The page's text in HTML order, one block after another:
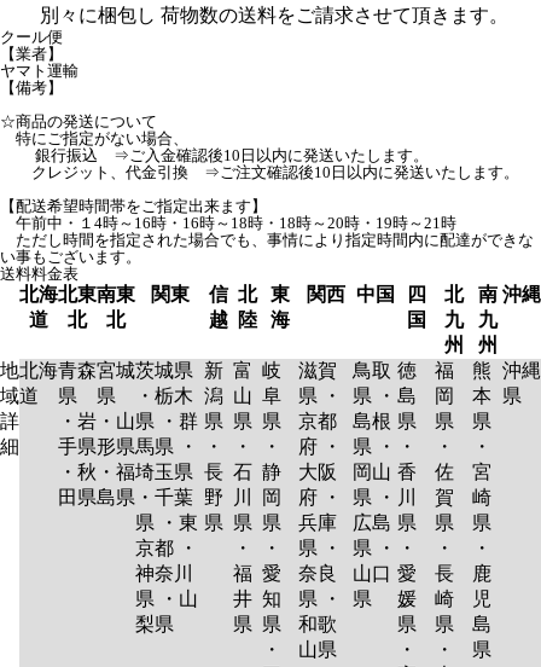
別々に梱包し 荷物数の送料をご請求させて頂きます。
クール便
【業者】
ヤマト運輸
【備考】
☆商品の発送について
特にご指定がない場合、
銀行振込 ⇒ご入金確認後10日以内に発送いたします。
クレジット、代金引換 ⇒ご注文確認後10日以内に発送いたします。
【配送希望時間帯をご指定出来ます】
午前中・１4時～16時・16時～18時・18時～20時・19時～21時
ただし時間を指定された場合でも、事情により指定時間内に配達ができな
い事もございます。
送料料金表
北海
道
北東
北
南東
北
関東
信
越
北
陸
東
海
関西 中国
四
国
北
九
州
南
九
州
沖縄
地
域
詳
細
北海
道
青森
県
・岩
手県
・秋
田県
宮城
県
・山
形県
・福
島県
茨城県
・栃木
県 ・群
馬県 ・
埼玉県
・千葉
県 ・東
京都 ・
神奈川
県 ・山
梨県
新
潟
県
・
長
野
県
富
山
県
・
石
川
県
・
福
井
県
岐
阜
県
・
静
岡
県
・
愛
知
県
・
滋賀
県 ・
京都
府 ・
大阪
府 ・
兵庫
県 ・
奈良
県 ・
和歌
山県
鳥取
県 ・
島根
県 ・
岡山
県 ・
広島
県 ・
山口
県
徳
島
県
・
香
川
県
・
愛
媛
県
・
福
岡
県
・
佐
賀
県
・
長
崎
県
・
熊
本
県
・
宮
崎
県
・
鹿
児
島
県
沖縄
県